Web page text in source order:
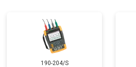
190-204/S